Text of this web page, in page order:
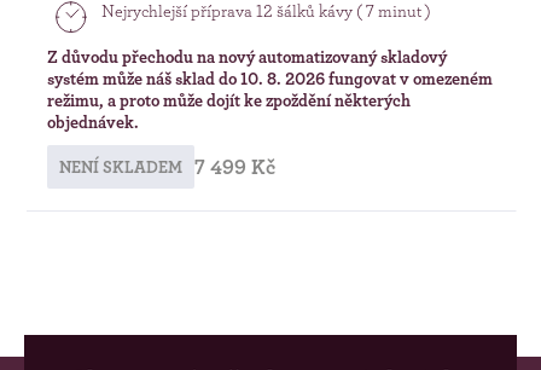
Nejrychlejší příprava 12 šálků kávy ( 7 minut )
Z důvodu přechodu na nový automatizovaný skladový
systém může náš sklad do 10. 8. 2026 fungovat v omezeném
režimu, a proto může dojít ke zpoždění některých
objednávek.
7 499 Kč
NENÍ SKLADEM